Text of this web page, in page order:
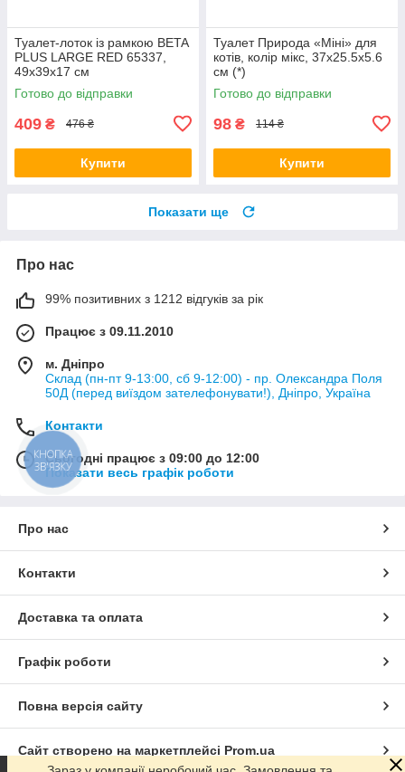
Туалет-лоток із рамкою BETA
PLUS LARGE RED 65337,
49х39х17 см
Готово до відправки
409 ₴ 476 ₴
Купити
Туалет Природа «Міні» для
котів, колір мікс, 37х25.5х5.6
см (*)
Готово до відправки
98 ₴ 114 ₴
Купити
Показати ще
Про нас
99% позитивних з 1212 відгуків за рік
Працює з 09.11.2010
м. Дніпро
Склад (пн-пт 9-13:00, сб 9-12:00) - пр. Олександра Поля
50Д (перед виїздом зателефонувати!), Дніпро, Україна
Контакти
Сьогодні працює з 09:00 до 12:00
Показати весь графік роботи
Про нас
Контакти
Доставка та оплата
Графік роботи
Повна версія сайту
Сайт створено на маркетплейсі Prom.ua
КНОПКА
ЗВ'ЯЗКУ